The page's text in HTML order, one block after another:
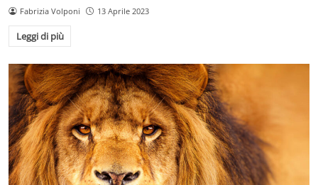
Fabrizia Volponi 13 Aprile 2023
Leggi di più